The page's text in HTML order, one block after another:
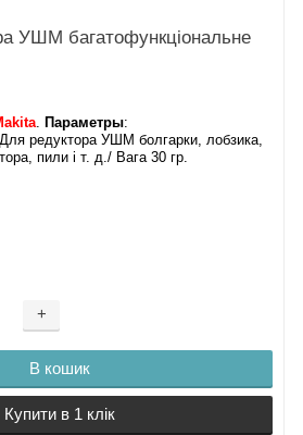
УШМ багатофункціональне
Параметры:
редуктора УШМ болгарки, лобзика,
пили і т. д./ Вага 30 гр.
+
В кошик
Купити в 1 клік